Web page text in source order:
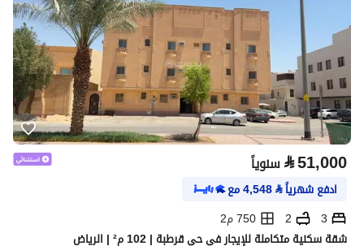
⃁51,000 سنوياً
ادفع شهرياً⃁
4,548مع
3
2
750 م2
شقة سكنية متكاملة للإيجار في حي قرطبة | 102 م² | الرياض